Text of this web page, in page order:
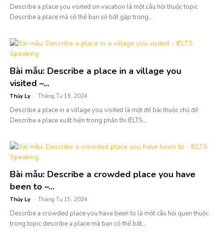
Describe a place you visited on vacation là một câu hỏi thuộc topic
Describe a place mà có thể bạn sẽ bắt gặp trong...
Bài mẫu: Describe a place in a village you
visited –...
Thủy Ly - Tháng Tư 19, 2024
Describe a place in a village you visited là một đề bài thuộc chủ đề
Describe a place xuất hiện trong phần thi IELTS...
Bài mẫu: Describe a crowded place you have
been to –...
Thủy Ly - Tháng Tư 15, 2024
Describe a crowded place you have been to là một câu hỏi quen thuộc
trong topic describe a place mà bạn có thể bắt...